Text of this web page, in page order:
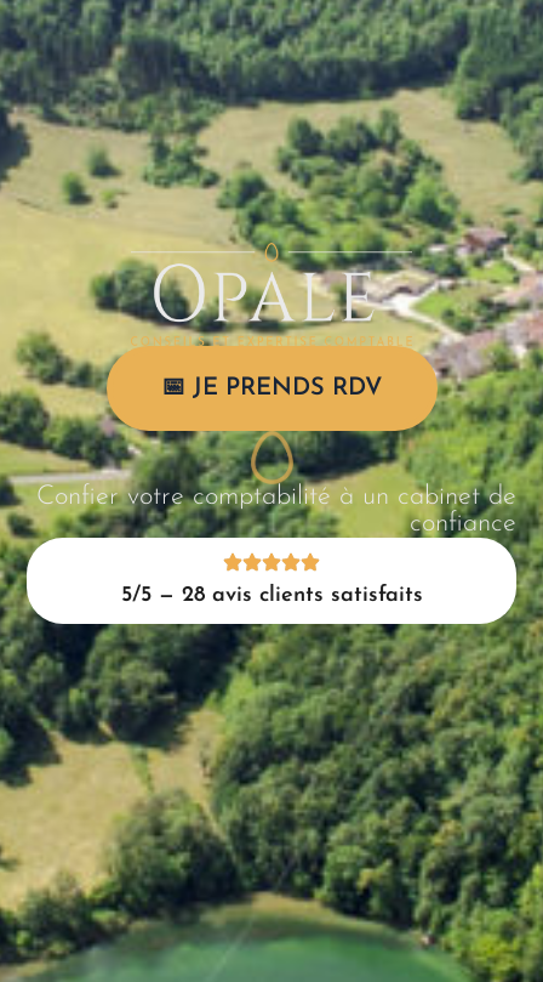
📅 JE PRENDS RDV
Confier votre comptabilité à un cabinet de
confiance
5/5 — 28 avis clients satisfaits